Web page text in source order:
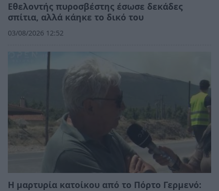
Εθελοντής πυροσβέστης έσωσε δεκάδες
σπίτια, αλλά κάηκε το δικό του
03/08/2026 12:52
Η μαρτυρία κατοίκου από το Πόρτο Γερμενό: